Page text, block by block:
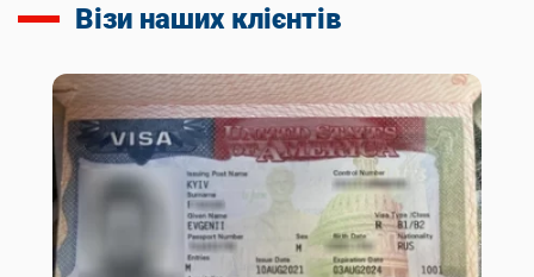
Візи наших клієнтів